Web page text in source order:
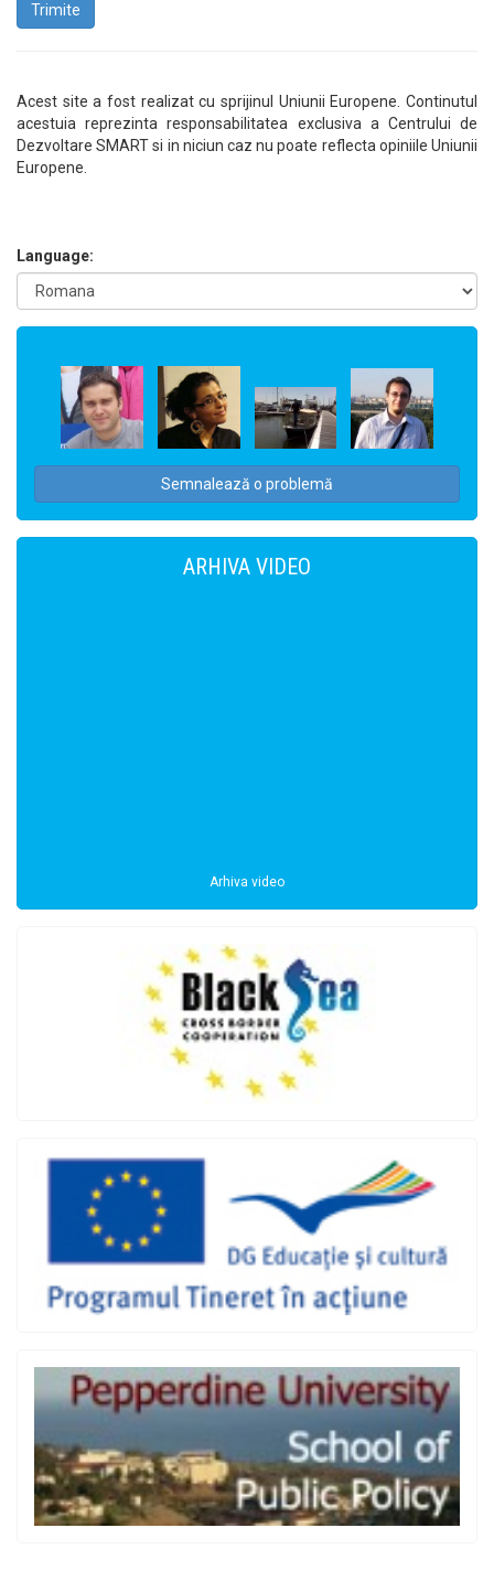
Trimite
Acest site a fost realizat cu sprijinul Uniunii Europene. Continutul
acestuia reprezinta responsabilitatea exclusiva a Centrului de
Dezvoltare SMART si in niciun caz nu poate reflecta opiniile Uniunii
Europene.
Language:
Semnalează o problemă
ARHIVA VIDEO
Arhiva video